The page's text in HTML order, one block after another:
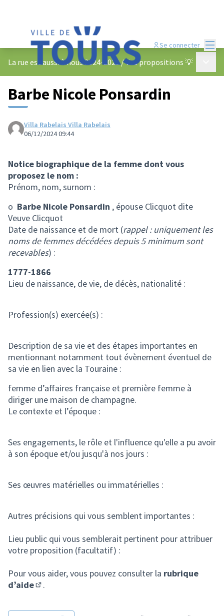
Se connecter
La rue est aussi à nous 2024-2025 /Vos propositions 💡
Barbe Nicole Ponsardin
Villa Rabelais Villa Rabelais
06/12/2024 09:44
Notice biographique de la femme dont vous
proposez le nom :
Prénom, nom, surnom :
o Barbe Nicole Ponsardin , épouse Clicquot dite
Veuve Clicquot
Date de naissance et de mort (rappel : uniquement les
noms de femmes décédées depuis 5 minimum sont
recevables) :
1777-1866
Lieu de naissance, de vie, de décès, nationalité :
Profession(s) exercée(s) :
Description de sa vie et des étapes importantes en
mentionnant notamment tout évènement éventuel de
sa vie en lien avec la Touraine :
femme d’affaires française et première femme à
diriger une maison de champagne.
Le contexte et l’époque :
Ses engagements, le rôle et l'influence qu'elle a pu avoir
à son époque et/ou jusqu'à nos jours :
Ses œuvres matérielles ou immatérielles :
Autres précisions qui vous semblent importantes :
Lieu public qui vous semblerait pertinent pour attribuer
votre proposition (facultatif) :
Pour vous aider, vous pouvez consulter la rubrique
d’aide
.